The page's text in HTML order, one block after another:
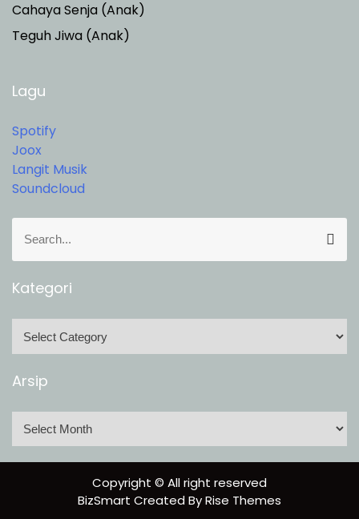
Cahaya Senja (Anak)
Teguh Jiwa (Anak)
Lagu
Spotify
Joox
Langit Musik
Soundcloud
a
r
h
r
S
a
Kategori
e
r
i
Arsip
s
Copyright © All right reserved
BizSmart Created ByRise Themes